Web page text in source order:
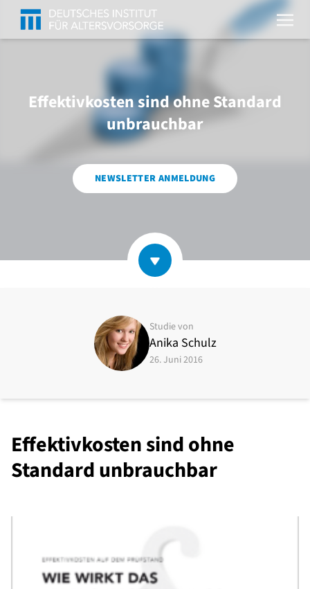
Effektivkosten sind ohne Standard
unbrauchbar
NEWSLETTER ANMELDUNG
Studie von
Anika Schulz
26. Juni 2016
Effektivkosten sind ohne
Standard unbrauchbar